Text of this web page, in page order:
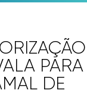
PARA
DE